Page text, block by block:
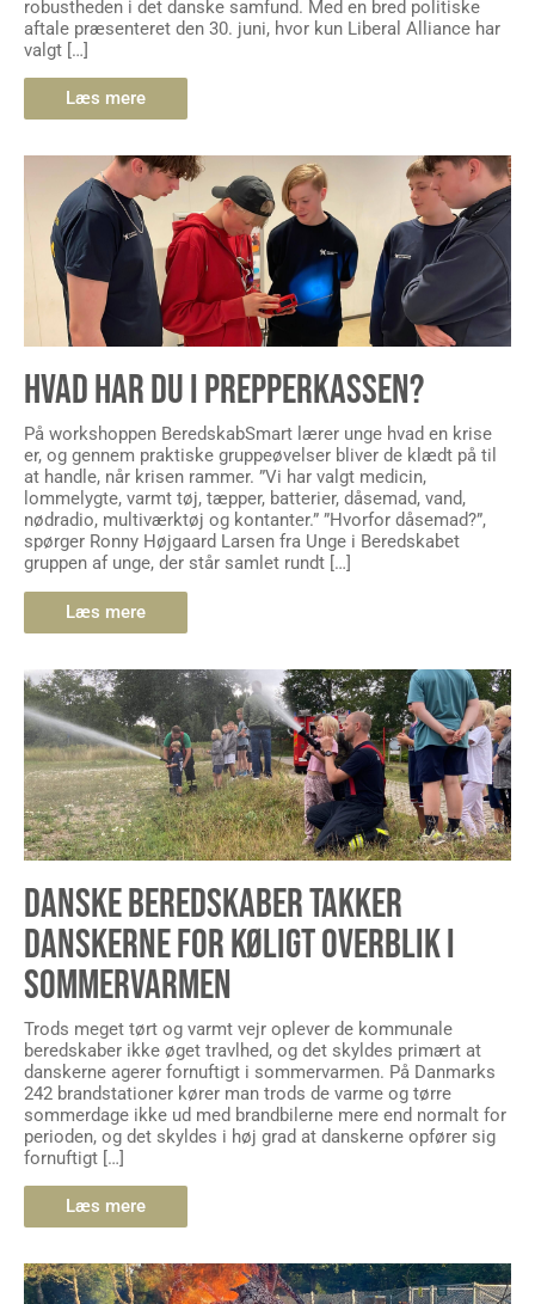
robustheden i det danske samfund. Med en bred politiske
aftale præsenteret den 30. juni, hvor kun Liberal Alliance har
valgt […]
Læs mere
HVAD HAR DU I PREPPERKASSEN?
På workshoppen BeredskabSmart lærer unge hvad en krise
er, og gennem praktiske gruppeøvelser bliver de klædt på til
at handle, når krisen rammer. ”Vi har valgt medicin,
lommelygte, varmt tøj, tæpper, batterier, dåsemad, vand,
nødradio, multiværktøj og kontanter.” ”Hvorfor dåsemad?”,
spørger Ronny Højgaard Larsen fra Unge i Beredskabet
gruppen af unge, der står samlet rundt […]
Læs mere
DANSKE BEREDSKABER TAKKER
DANSKERNE FOR KØLIGT OVERBLIK I
SOMMERVARMEN
Trods meget tørt og varmt vejr oplever de kommunale
beredskaber ikke øget travlhed, og det skyldes primært at
danskerne agerer fornuftigt i sommervarmen. På Danmarks
242 brandstationer kører man trods de varme og tørre
sommerdage ikke ud med brandbilerne mere end normalt for
perioden, og det skyldes i høj grad at danskerne opfører sig
fornuftigt […]
Læs mere